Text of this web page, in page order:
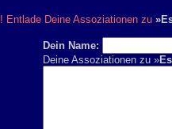
Entlade Deine Assoziationen zu
Dein Name:
Deine Assoziationen zu »